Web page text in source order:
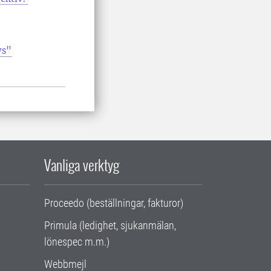
Vanliga verktyg
Proceedo (beställningar, fakturor)
Primula (ledighet, sjukanmälan,
lönespec m.m.)
Webbmejl